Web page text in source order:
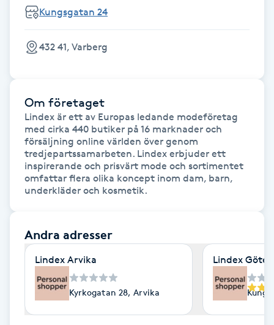
Fibromassage
Fotmassage
Fotsvamp
Fotvård
Fransborttagning
Fransfärgning
Fransförlängning
Kungsgatan 24
432 41, Varberg
Om företaget
Lindex är ett av Europas ledande modeföretag
med cirka 440 butiker på 16 marknader och
försäljning online världen över genom
tredjepartssamarbeten. Lindex erbjuder ett
inspirerande och prisvärt mode och sortimentet
omfattar flera olika koncept inom dam, barn,
underkläder och kosmetik.
Andra adresser
Lindex Arvika
Kyrkogatan 28, Arvika
Lindex